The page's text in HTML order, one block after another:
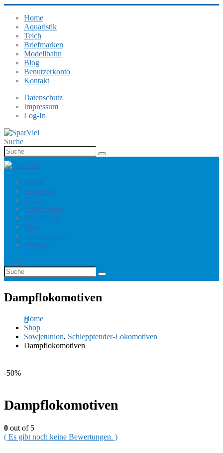
Home
Aquaristik
Teich
Briefmarken
Modellbahn
Blog
Benutzerkonto
Kontakt
Datenschutz
Impressum
Log-In
Suche
Home
Aquaristik
Teich
Briefmarken
Modellbahn
Blog
Benutzerkonto
Kontakt
Suche
Dampflokomotiven
Home
Shop
Sowjetunion, Schlepptender-Lokomotiven
Dampflokomotiven
-50%
Dampflokomotiven
0 out of 5
( Es gibt noch keine Bewertungen. )